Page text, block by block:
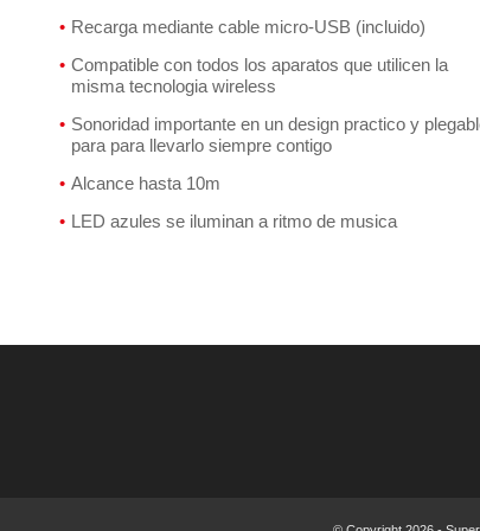
Recarga mediante cable micro-USB (incluido)
Compatible con todos los aparatos que utilicen la
misma tecnologia wireless
Sonoridad importante en un design practico y
para para llevarlo siempre contigo
Alcance hasta 10m
LED azules se iluminan a ritmo de musica